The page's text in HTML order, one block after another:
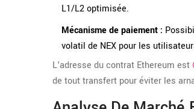
L1/L2 optimisée.
Mécanisme de paiement :
volatil de NEX pour les
L'adresse du contrat Ethereum est
de tout transfert pour éviter les